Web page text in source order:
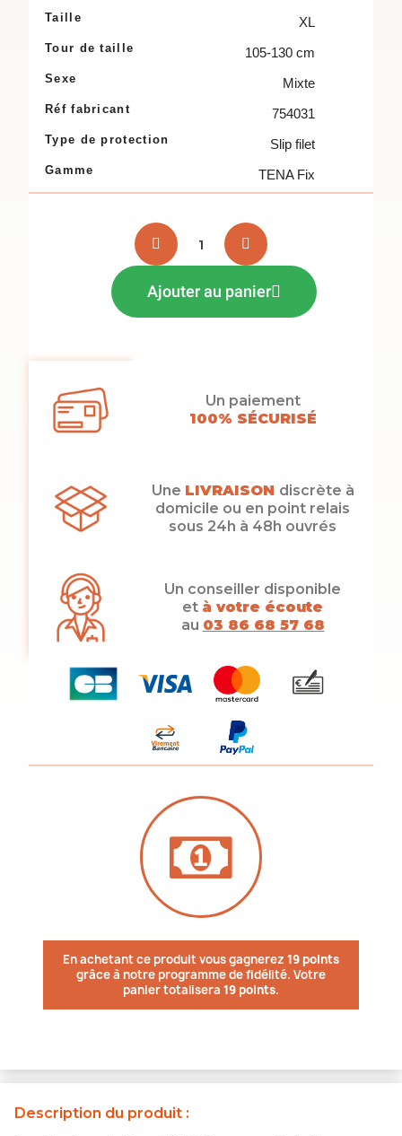
Taille XL
Tour de taille 105-130 cm
Sexe Mixte
Réf fabricant 754031
Type de protection Slip filet
Gamme TENA Fix
Ajouter au panier
Un paiement
100% SÉCURISÉ
Une LIVRAISON discrète à
domicile ou en point relais
sous 24h à 48h ouvrés
Un conseiller disponible
et à votre écoute
au 03 86 68 57 68
En achetant ce produit vous gagnerez 19 points
grâce à notre programme de fidélité. Votre
panier totalisera 19 points.
Description du produit :